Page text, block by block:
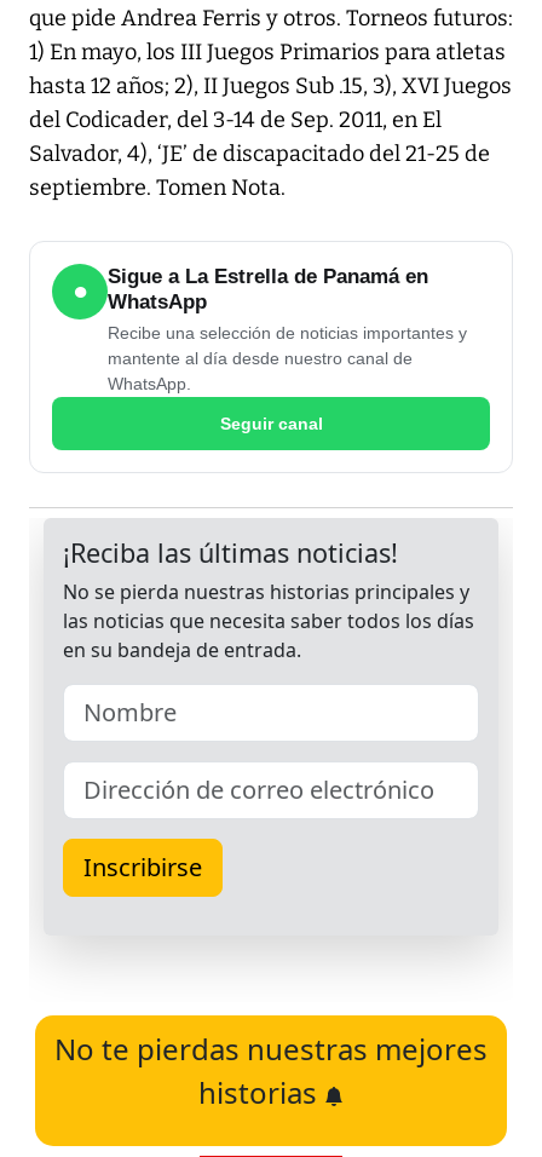
que pide Andrea Ferris y otros. Torneos futuros:
1) En mayo, los III Juegos Primarios para atletas
hasta 12 años; 2), II Juegos Sub .15, 3), XVI Juegos
del Codicader, del 3-14 de Sep. 2011, en El
Salvador, 4), ‘JE’ de discapacitado del 21-25 de
septiembre. Tomen Nota.
●
Sigue a La Estrella de Panamá en
WhatsApp
Recibe una selección de noticias importantes y
mantente al día desde nuestro canal de
WhatsApp.
Seguir canal
No te pierdas nuestras mejores
historias